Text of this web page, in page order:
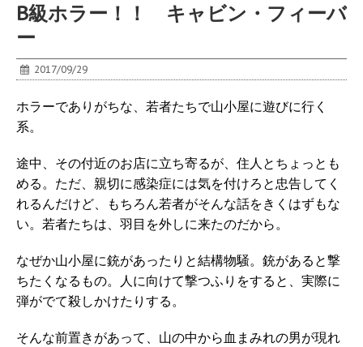
B級ホラー！！ キャビン・フィーバ
ー
2017/09/29
ホラーでありがちな、若者たちで山小屋に遊びに行く
系。
途中、その付近のお店に立ち寄るが、住人とちょっとも
める。ただ、親切に感染症には気を付けろと忠告してく
れるんだけど、もちろん若者がそんな話をきくはずもな
い。若者たちは、羽目を外しに来たのだから。
なぜか山小屋に銃があったりと結構物騒。銃があると撃
ちたくなるもの。人に向けて撃つふりをすると、実際に
弾がでて殺しかけたりする。
そんな前置きがあって、山の中から血まみれの男が現れ